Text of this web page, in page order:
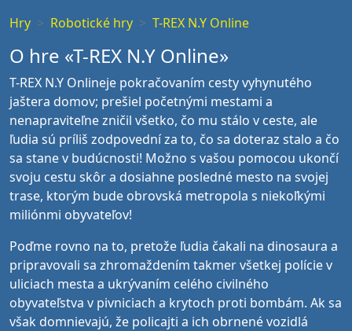
Hry Robotické hry T-REX N.Y Online
O hre «T-REX N.Y Online»
T-REX N.Y Onlineje pokračovaním cesty vyhynutého
jaštera domov; prešiel početnými mestami a
nenapraviteľne zničil všetko, čo mu stálo v ceste, ale
ľudia sú príliš zodpovední za to, čo sa doteraz stalo a čo
sa stane v budúcnosti! Možno s vašou pomocou ukončí
svoju cestu skôr a dosiahne posledné mesto na svojej
trase, ktorým bude obrovská metropola s niekoľkými
miliónmi obyvateľov!
Poďme rovno na to, pretože ľudia čakali na dinosaura a
pripravovali sa zhromaždením takmer všetkej polície v
uliciach mesta a ukrývaním celého civilného
obyvateľstva v pivniciach a krytoch proti bombám. Ak sa
však domnievajú, že policajti a ich obrnené vozidlá